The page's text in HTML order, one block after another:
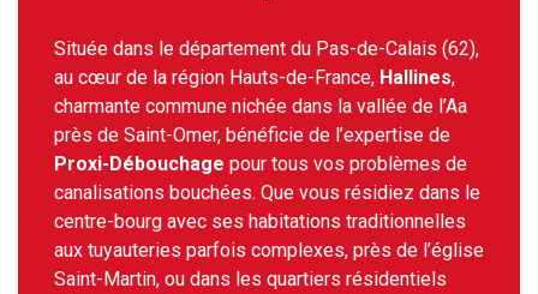
Située dans le département du Pas-de-Calais (62),
au cœur de la région Hauts-de-France, Hallines,
charmante commune nichée dans la vallée de l’Aa
près de Saint-Omer, bénéficie de l’expertise de
Proxi-Débouchage pour tous vos problèmes de
canalisations bouchées. Que vous résidiez dans le
centre-bourg avec ses habitations traditionnelles
aux tuyauteries parfois complexes, près de l’église
Saint-Martin, ou dans les quartiers résidentiels